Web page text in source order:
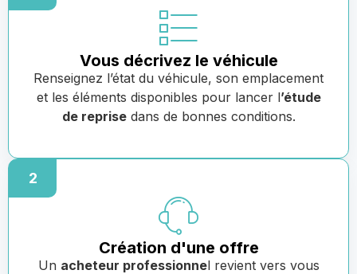
Vous décrivez le véhicule
Renseignez l’état du véhicule, son emplacement
et les éléments disponibles pour lancer l’étude
de reprisedans de bonnes conditions.
2
Création d'une offre
Un acheteur professionnel revient vers vous